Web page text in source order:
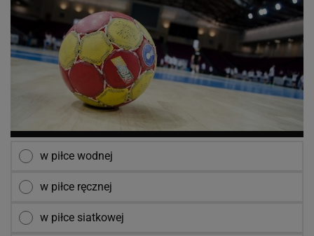
w piłce wodnej
w piłce ręcznej
w piłce siatkowej